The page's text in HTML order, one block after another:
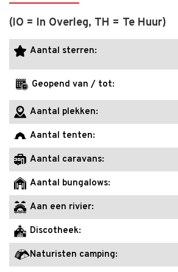
(IO = In Overleg, TH = Te Huur)
Aantal sterren:
Geopend van / tot:
Aantal plekken:
Aantal tenten:
Aantal caravans:
Aantal bungalows:
Aan een rivier:
Discotheek:
Naturisten camping: